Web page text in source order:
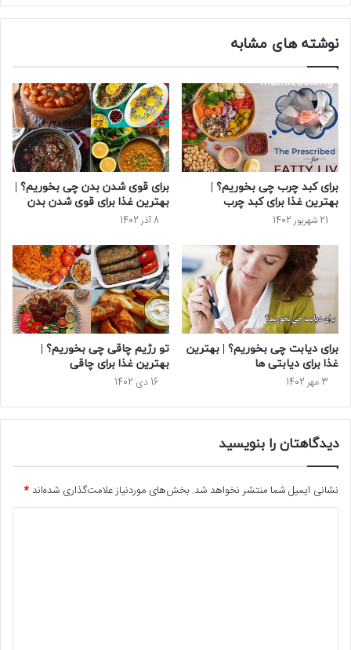
نوشته های مشابه
برای کبد چرب چی بخوریم؟ |
بهترین غذا برای کبد چرب
21 شهریور 1402
برای قوی شدن بدن چی بخوریم؟ |
بهترین غذا برای قوی شدن بدن
8 آذر 1402
برای دیابت چی بخوریم؟ | بهترین
غذا برای دیابتی ها
3 مهر 1402
تو رژیم چاقی چی بخوریم؟ |
بهترین غذا برای چاقی
16 دی 1402
دیدگاهتان را بنویسید
نشانی ایمیل شما منتشر نخواهد شد. بخش‌های موردنیاز علامت‌گذاری شده‌اند*